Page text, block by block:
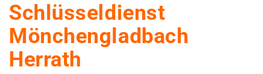
Schlüsseldienst
Mönchengladbach
Herrath